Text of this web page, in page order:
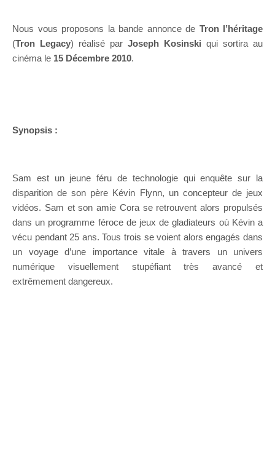
Nous vous proposons la bande annonce de Tron l’héritage
(Tron Legacy) réalisé par Joseph Kosinski qui sortira au
cinéma le 15 Décembre 2010.
Synopsis :
Sam est un jeune féru de technologie qui enquête sur la
disparition de son père Kévin Flynn, un concepteur de jeux
vidéos. Sam et son amie Cora se retrouvent alors propulsés
dans un programme féroce de jeux de gladiateurs où Kévin a
vécu pendant 25 ans. Tous trois se voient alors engagés dans
un voyage d’une importance vitale à travers un univers
numérique visuellement stupéfiant très avancé et
extrêmement dangereux.